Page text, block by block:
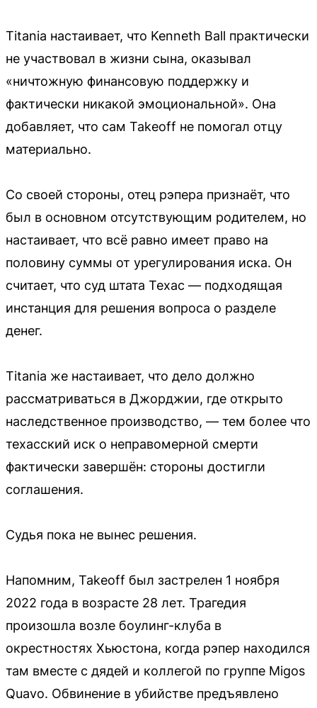
Titania настаивает, что Kenneth Ball практически
не участвовал в жизни сына, оказывал
«ничтожную финансовую поддержку и
фактически никакой эмоциональной». Она
добавляет, что сам Takeoff не помогал отцу
материально.
Со своей стороны, отец рэпера признаёт, что
был в основном отсутствующим родителем, но
настаивает, что всё равно имеет право на
половину суммы от урегулирования иска. Он
считает, что суд штата Техас — подходящая
инстанция для решения вопроса о разделе
денег.
Titania же настаивает, что дело должно
рассматриваться в Джорджии, где открыто
наследственное производство, — тем более что
техасский иск о неправомерной смерти
фактически завершён: стороны достигли
соглашения.
Судья пока не вынес решения.
Напомним, Takeoff был застрелен 1 ноября
2022 года в возрасте 28 лет. Трагедия
произошла возле боулинг-клуба в
окрестностях Хьюстона, когда рэпер находился
там вместе с дядей и коллегой по группе Migos
Quavo. Обвинение в убийстве предъявлено